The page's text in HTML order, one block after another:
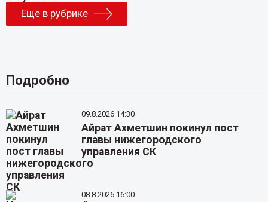
Еще в рубрике
Подробно
09.8.2026 14:30
Айрат Ахметшин покинул пост
главы нижегородского
управления СК
08.8.2026 16:00